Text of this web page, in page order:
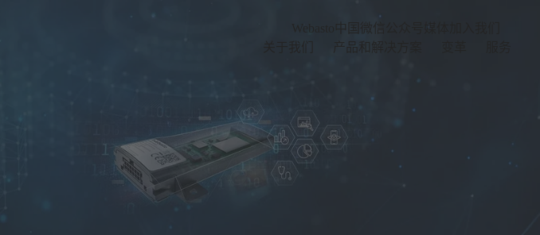
关于我们 产品和解决方案
Webasto中国微信公众号 媒体